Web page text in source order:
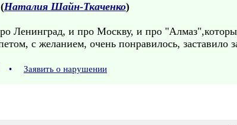
Наталия Шайн-Ткаченко)
Ленинград, и про Москву, и про
с желанием, очень понравилось, заставило
• Заявить о нарушении